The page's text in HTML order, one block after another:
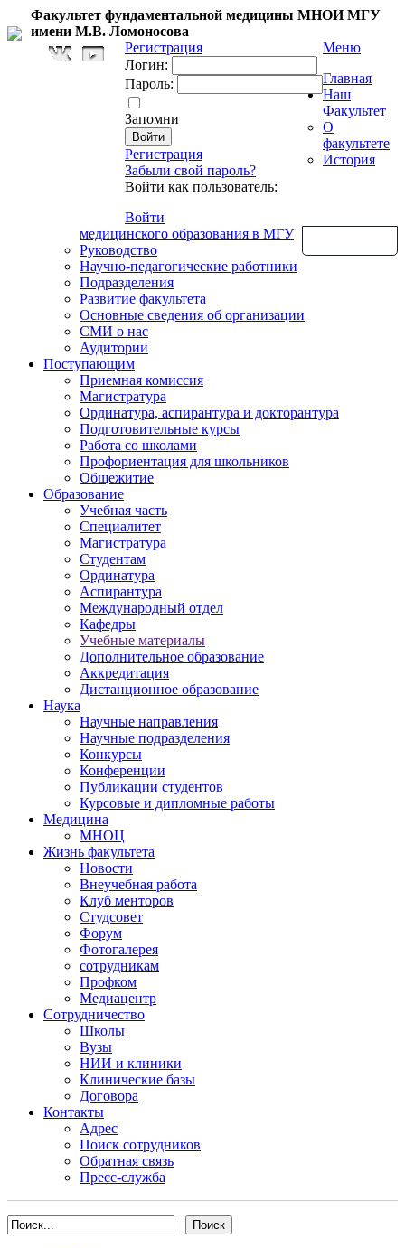
Факультет фундаментальной медицины МНОИ МГУ
имени М.В. Ломоносова
Регистрация
Логин:
Пароль:
Запомни
Регистрация
Забыли свой пароль?
Войти как пользователь:
Войти
Меню
Главная
Наш
Факультет
О
факультете
История
медицинского образования в МГУ
Руководство
Научно-педагогические работники
Подразделения
Развитие факультета
Основные сведения об организации
СМИ о нас
Аудитории
Поступающим
Приемная комиссия
Магистратура
Ординатура, аспирантура и докторантура
Подготовительные курсы
Работа со школами
Профориентация для школьников
Общежитие
Образование
Учебная часть
Специалитет
Магистратура
Студентам
Ординатура
Аспирантура
Международный отдел
Кафедры
Учебные материалы
Дополнительное образование
Аккредитация
Дистанционное образование
Наука
Научные направления
Научные подразделения
Конкурсы
Конференции
Публикации студентов
Курсовые и дипломные работы
Медицина
МНОЦ
Жизнь факультета
Новости
Внеучебная работа
Клуб менторов
Студсовет
Форум
Фотогалерея
сотрудникам
Профком
Медиацентр
Сотрудничество
Школы
Вузы
НИИ и клиники
Клинические базы
Договора
Контакты
Адрес
Поиск сотрудников
Обратная связь
Пресс-служба